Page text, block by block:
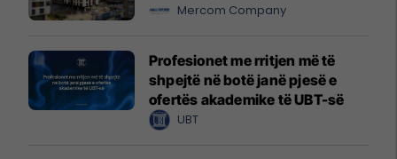
Mercom Company
Profesionet me rritjen më të
shpejtë në botë janë pjesë e
ofertës akademike të UBT-së
UBT